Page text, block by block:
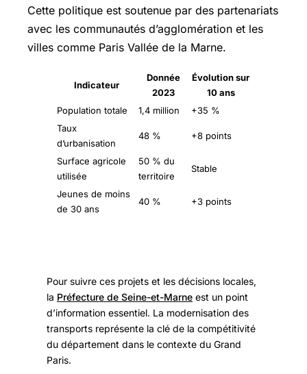
Cette politique est soutenue par des partenariats
avec les communautés d’agglomération et les
villes comme Paris Vallée de la Marne.
Indicateur
Donnée
2023
Évolution sur
10 ans
Population totale
1,4 million
+35 %
Taux
d’urbanisation
48 % +8 points
Surface agricole
utilisée
50 % du
territoire
Stable
Jeunes de moins
de 30 ans
40 % +3 points
Pour suivre ces projets et les décisions locales,
la Préfecture de Seine-et-Marne est un point
d’information essentiel. La modernisation des
transports représente la clé de la compétitivité
du département dans le contexte du Grand
Paris.